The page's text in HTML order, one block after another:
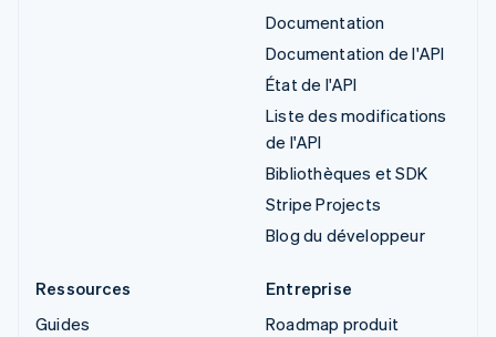
Documentation
Documentation de l'API
État de l'API
Liste des modifications
de l'API
Bibliothèques et SDK
Stripe Projects
Blog du développeur
Ressources
Guides
Entreprise
Roadmap produit